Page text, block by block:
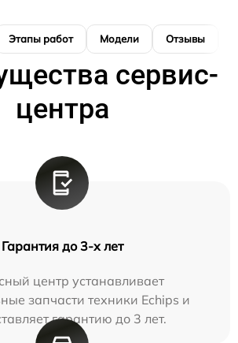
Этапы работ Модели Отзывы
сервис-
центра
Гарантия до 3-х лет
центр устанавливает
запчасти техники Echips и
гарантию до 3 лет.